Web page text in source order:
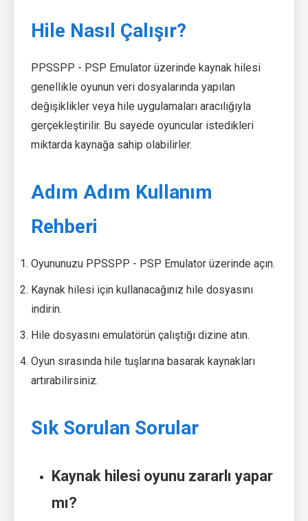
Hile Nasıl Çalışır?
PPSSPP - PSP Emulator üzerinde kaynak hilesi
genellikle oyunun veri dosyalarında yapılan
değişiklikler veya hile uygulamaları aracılığıyla
gerçekleştirilir. Bu sayede oyuncular istedikleri
miktarda kaynağa sahip olabilirler.
Adım Adım Kullanım
Rehberi
Oyununuzu PPSSPP - PSP Emulator üzerinde açın.
Kaynak hilesi için kullanacağınız hile dosyasını
indirin.
Hile dosyasını emulatörün çalıştığı dizine atın.
Oyun sırasında hile tuşlarına basarak kaynakları
artırabilirsiniz.
Sık Sorulan Sorular
Kaynak hilesi oyunu zararlı yapar
mı?